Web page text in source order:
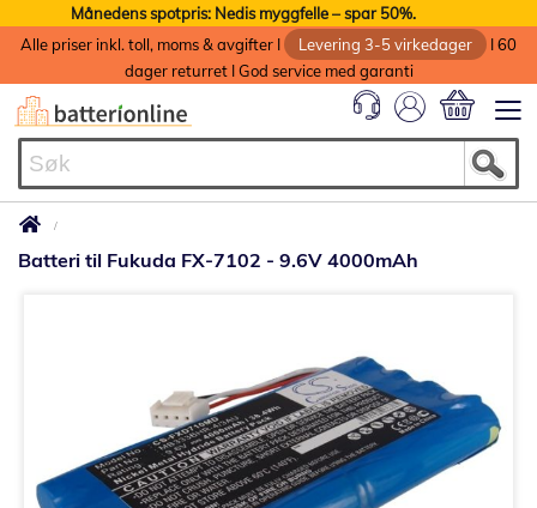
Månedens spotpris: Nedis myggfelle – spar 50%.
Alle priser inkl. toll, moms & avgifter I
Levering 3-5 virkedager
I 60
dager returret I God service med garanti
Batteri til Fukuda FX-7102 - 9.6V 4000mAh